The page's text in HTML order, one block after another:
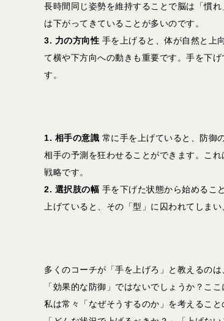
長時間同じ姿勢を維持することで脳は「慣
は下がってきていることが多いのです。
3. 力の方向性 手を上げると、体が自然と上
て横や下方向への動きも重要です。手を下
す。
1. 相手の意識 常に手を上げていると、防御
相手の予測を狂わせることができます。こ
戦略です。
2. 選択肢の幅 手を下げた状態から始めるこ
上げていると、その「型」に囚われてしま
多くのコーチが「手を上げろ」と教えるの
「効果的な防御」ではないでしょうか？こ
私は常々「なぜそうするのか」を考えるこ